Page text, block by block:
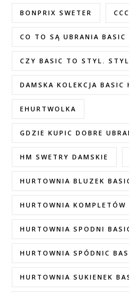
BONPRIX SWETER CCC
CO TO SĄ UBRANIA BASIC
CZY BASIC TO STYL.
DAMSKA KOLEKCJA BASIC
EHURTWOLKA
GDZIE KUPIC DOBRE
HM SWETRY DAMSKIE
HURTOWNIA BLUZEK
HURTOWNIA KOMPLETÓW
HURTOWNIA SPODNI
HURTOWNIA SPÓDNIC
HURTOWNIA SUKIENEK